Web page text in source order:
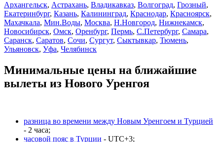
Архангельск, Астрахань, Владикавказ, Волгоград, Грозный,
Екатеринбург, Казань, Калининград, Краснодар, Красноярск,
Махачкала, Мин.Воды, Москва, Н.Новгород, Нижнекамск,
Новосибирск, Омск, Оренбург, Пермь, С.Петербург, Самара,
Саранск, Саратов, Сочи, Сургут, Сыктывкар, Тюмень,
Ульяновск, Уфа, Челябинск
Минимальные цены на ближайшие
вылеты из Нового Уренгоя
разница во времени между Новым Уренгоем и Турцией
- 2 часа;
часовой пояс в Турции - UTC+3;